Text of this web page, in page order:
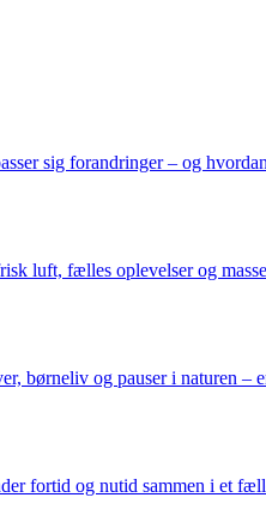
sig forandringer – og
luft, fælles oplevelser og
børneliv og pauser i naturen –
fortid og nutid sammen i et